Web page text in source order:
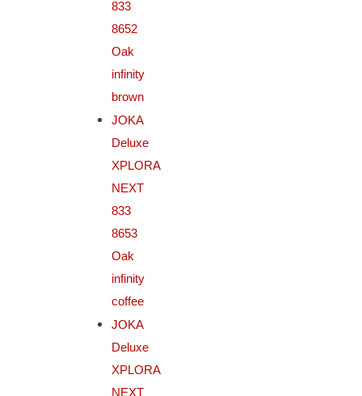
833
8652
Oak
infinity
brown
JOKA
Deluxe
XPLORA
NEXT
833
8653
Oak
infinity
coffee
JOKA
Deluxe
XPLORA
NEXT